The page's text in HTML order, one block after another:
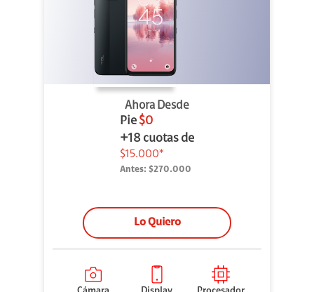
Ahora Desde
Pie $0
+18 cuotas de
$15.000*
Antes: $270.000
Lo Quiero